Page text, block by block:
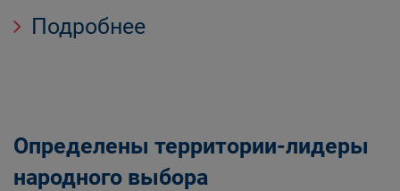
Подробнее
Определены территории-лидеры
народного выбора